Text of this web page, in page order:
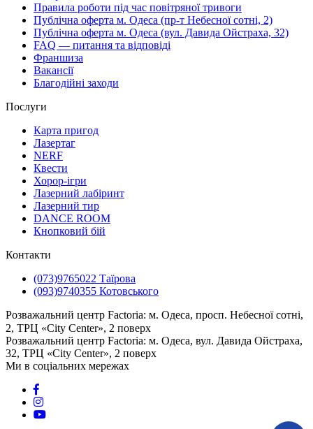
Правила роботи під час повітряної тривоги
Публічна оферта м. Одеса (пр-т Небесної сотні, 2)
Публічна оферта м. Одеса (вул. Давида Ойстраха, 32)
FAQ — питання та відповіді
Франшиза
Вакансії
Благодійні заходи
Послуги
Карта пригод
Лазертаг
NERF
Квести
Хорор-ігри
Лазерний лабіринт
Лазерний тир
DANCE ROOM
Кнопковий бій
Контакти
(073)9765022 Таїрова
(093)9740355 Котовського
Розважальний центр Factoria: м. Одеса, просп. Небесної сотні,
2, ТРЦ «City Center», 2 поверх
Розважальний центр Factoria: м. Одеса, вул. Давида Ойстраха,
32, ТРЦ «City Center», 2 поверх
Ми в соціальних мережах